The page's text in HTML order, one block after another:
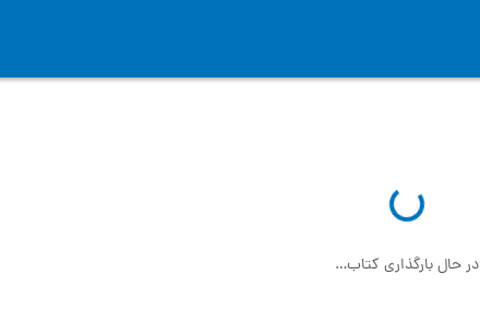
در حال بارگذاری کتاب…